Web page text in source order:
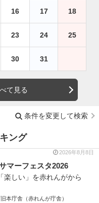
16 17 18
23 24 25
30 31
て見る
条件を変更して検索
ング
2026年8月8日
マーフェスタ2026
楽しい」を赤れんがから
本庁舎（赤れんが庁舎）